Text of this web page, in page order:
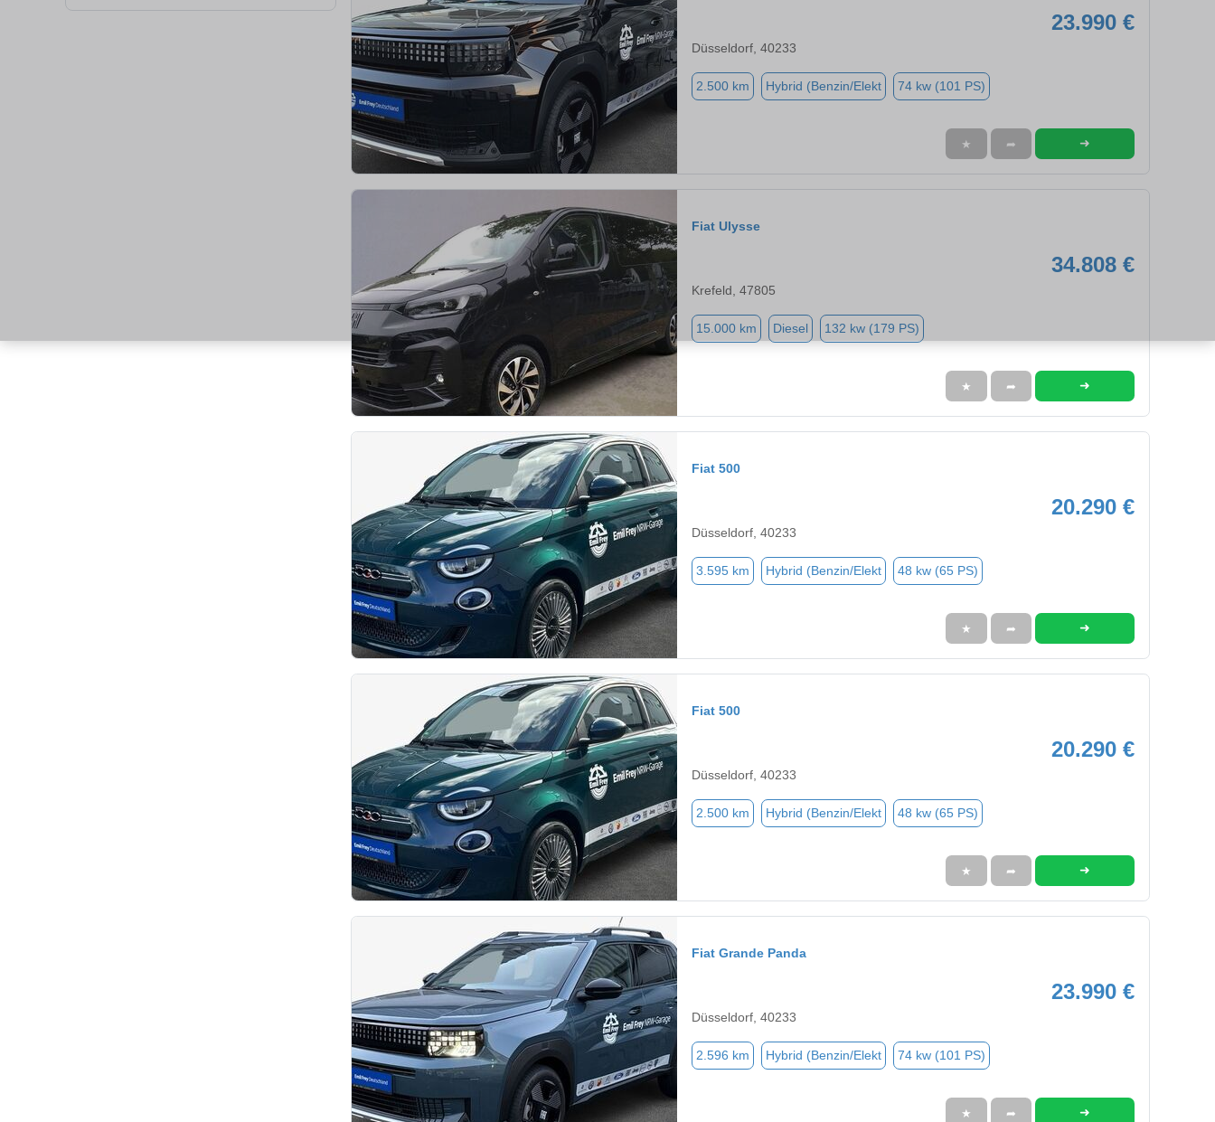
23.990 €
Düsseldorf, 40233
2.500 km Hybrid (Benzin/Elekt 74 kw (101 PS)
★ ➦ ➜
Fiat Ulysse
34.808 €
Krefeld, 47805
15.000 km Diesel 132 kw (179 PS)
★ ➦ ➜
Fiat 500
20.290 €
Düsseldorf, 40233
3.595 km Hybrid (Benzin/Elekt 48 kw (65 PS)
★ ➦ ➜
Fiat 500
20.290 €
Düsseldorf, 40233
2.500 km Hybrid (Benzin/Elekt 48 kw (65 PS)
★ ➦ ➜
Fiat Grande Panda
23.990 €
Düsseldorf, 40233
2.596 km Hybrid (Benzin/Elekt 74 kw (101 PS)
★ ➦ ➜